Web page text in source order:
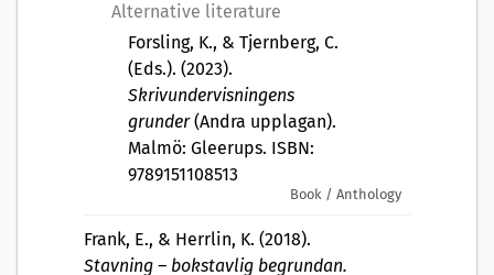
Alternative literature
Forsling, K., & Tjernberg, C.
(Eds.). (2023).
Skrivundervisningens
grunder(Andra upplagan).
Malmö: Gleerups. ISBN:
9789151108513
Book / Anthology
Frank, E., & Herrlin, K. (2018).
Stavning – bokstavlig begrundan.